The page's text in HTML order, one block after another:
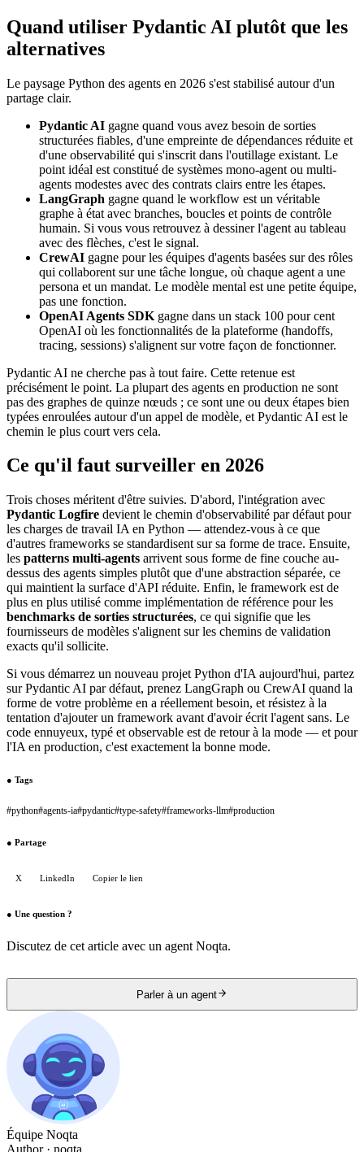
Quand utiliser Pydantic AI plutôt que les
alternatives
Le paysage Python des agents en 2026 s'est stabilisé autour d'un
partage clair.
Pydantic AI gagne quand vous avez besoin de sorties
structurées fiables, d'une empreinte de dépendances réduite et
d'une observabilité qui s'inscrit dans l'outillage existant. Le
point idéal est constitué de systèmes mono-agent ou multi-
agents modestes avec des contrats clairs entre les étapes.
LangGraph gagne quand le workflow est un véritable
graphe à état avec branches, boucles et points de contrôle
humain. Si vous vous retrouvez à dessiner l'agent au tableau
avec des flèches, c'est le signal.
CrewAI gagne pour les équipes d'agents basées sur des rôles
qui collaborent sur une tâche longue, où chaque agent a une
persona et un mandat. Le modèle mental est une petite équipe,
pas une fonction.
OpenAI Agents SDK gagne dans un stack 100 pour cent
OpenAI où les fonctionnalités de la plateforme (handoffs,
tracing, sessions) s'alignent sur votre façon de fonctionner.
Pydantic AI ne cherche pas à tout faire. Cette retenue est
précisément le point. La plupart des agents en production ne sont
pas des graphes de quinze nœuds ; ce sont une ou deux étapes bien
typées enroulées autour d'un appel de modèle, et Pydantic AI est le
chemin le plus court vers cela.
Ce qu'il faut surveiller en 2026
Trois choses méritent d'être suivies. D'abord, l'intégration avec
Pydantic Logfire devient le chemin d'observabilité par défaut pour
les charges de travail IA en Python — attendez-vous à ce que
d'autres frameworks se standardisent sur sa forme de trace. Ensuite,
les patterns multi-agents arrivent sous forme de fine couche au-
dessus des agents simples plutôt que d'une abstraction séparée, ce
qui maintient la surface d'API réduite. Enfin, le framework est de
plus en plus utilisé comme implémentation de référence pour les
benchmarks de sorties structurées, ce qui signifie que les
fournisseurs de modèles s'alignent sur les chemins de validation
exacts qu'il sollicite.
Si vous démarrez un nouveau projet Python d'IA aujourd'hui, partez
sur Pydantic AI par défaut, prenez LangGraph ou CrewAI quand la
forme de votre problème en a réellement besoin, et résistez à la
tentation d'ajouter un framework avant d'avoir écrit l'agent sans. Le
code ennuyeux, typé et observable est de retour à la mode — et pour
l'IA en production, c'est exactement la bonne mode.
● Tags
#python#agents-ia#pydantic#type-safety#frameworks-llm#production
● Partage
X LinkedIn Copier le lien
● Une question ?
Discutez de cet article avec un agent Noqta.
Parler à un agent
Équipe Noqta